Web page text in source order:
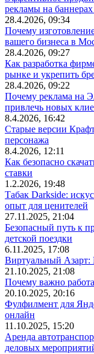
рекламы на
28.4.2026, 09:34
Почему
вашего бизнеса в
28.4.2026, 09:27
Как разработка
рынке и укрепить
28.4.2026, 09:22
Почему реклама на
привлечь новых
8.4.2026, 16:42
Старые версии
персонажа
8.4.2026, 12:11
Как безопасно
ставки
1.2.2026, 19:48
Табак Darkside:
опыт для ценителей
27.11.2025, 21:04
Безопасный путь к
детской поездки
6.11.2025, 17:08
Виртуальный
21.10.2025, 21:08
Почему важно
20.10.2025, 20:16
Фулфилмент для
онлайн
11.10.2025, 15:20
Аренда
деловых